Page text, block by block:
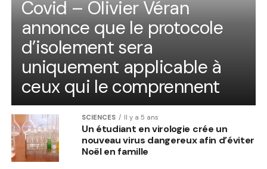
Covid – Olivier Véran
annonce que le protocole
d’isolement sera
uniquement applicable à
ceux qui le comprennent
SCIENCES Il y a 5 ans
Un étudiant en virologie crée un
nouveau virus dangereux afin d’éviter
Noël en famille